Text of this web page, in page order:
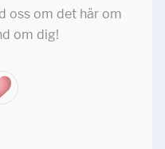
oss om det här om
om dig!